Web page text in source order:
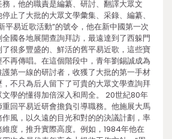
，他的職責是編纂、研討、翻譯大眾文
止了大批的大眾文學彙集、采錄、編纂、
平易近歌活動”的號令，他在新中國第一次
國各地展開查詢拜訪，最遠達到了西躲門
很多豐盛的、鮮活的舊平易近歌，這些寶
再傳唱。在這個階段中，青年劉錫誠成為
第一線的研討者，收獲了大批的第一手材
不只為后人留下了可貴的大眾文學查詢拜
學的懂得加倍深入和周全。 20世紀80年
回平易近研會擔負引導職務。他施展大馬
風，以久遠的目光和對的的決議計劃，率
度，推升實際高度。例如，1984年他在